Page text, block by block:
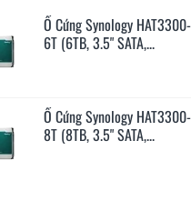
Ổ Cứng Synology HAT3310-
12T (12TB, 3.5" SATA,...
Ổ Cứng Synology HAT3310-
16T (16TB, 3.5" SATA,...